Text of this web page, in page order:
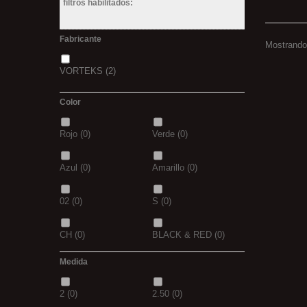
filtros habilitados:
Fabricante
VORTEKS (2)
Color
Rojo (0) Verde (0)
Azul (0) Amarillo (0)
02 (0) S (0)
CH (0) BLACK & RED (0)
(0) (0)
Medida
2 (0) 2.50 (0)